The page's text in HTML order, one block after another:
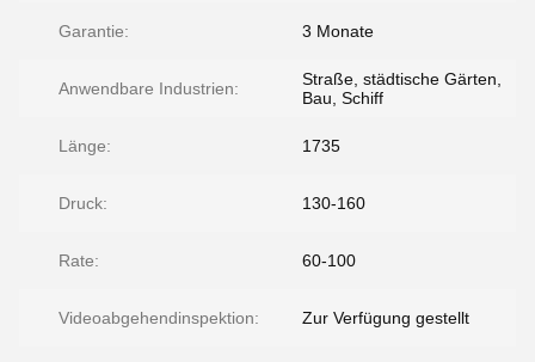
Garantie: 3 Monate
Anwendbare Industrien:
Straße, städtische Gärten,
Bau, Schiff
Länge: 1735
Druck: 130-160
Rate: 60-100
Videoabgehendinspektion: Zur Verfügung gestellt